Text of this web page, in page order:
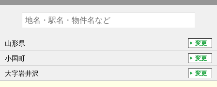
山形県 変更
小国町 変更
大字岩井沢 変更